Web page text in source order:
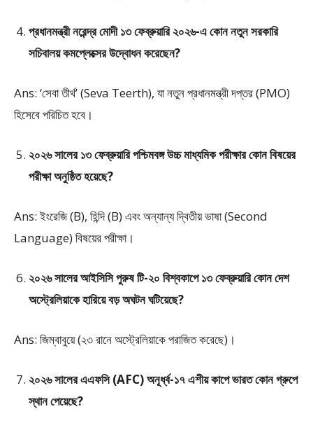
প্রধানমন্ত্রী নরেন্দ্র মোদী ১৩ ফেব্রুয়ারি ২০২৬-এ কোন নতুন সরকারি
সচিবালয় কমপ্লেক্সের উদ্বোধন করেছেন?
Ans: ‘সেবা তীর্থ’ (Seva Teerth), যা নতুন প্রধানমন্ত্রী দপ্তর (PMO)
হিসেবে পরিচিত হবে।
২০২৬ সালের ১৩ ফেব্রুয়ারি পশ্চিমবঙ্গ উচ্চ মাধ্যমিক পরীক্ষার কোন বিষয়ের
পরীক্ষা অনুষ্ঠিত হয়েছে?
Ans: ইংরেজি (B), হিন্দি (B) এবং অন্যান্য দ্বিতীয় ভাষা (Second
Language) বিষয়ের পরীক্ষা।
২০২৬ সালের আইসিসি পুরুষ টি-২০ বিশ্বকাপে ১৩ ফেব্রুয়ারি কোন দেশ
অস্ট্রেলিয়াকে হারিয়ে বড় অঘটন ঘটিয়েছে?
Ans: জিম্বাবুয়ে (২৩ রানে অস্ট্রেলিয়াকে পরাজিত করেছে)।
২০২৬ সালের এএফসি (AFC) অনূর্ধ্ব-১৭ এশীয় কাপে ভারত কোন গ্রুপে
স্থান পেয়েছে?